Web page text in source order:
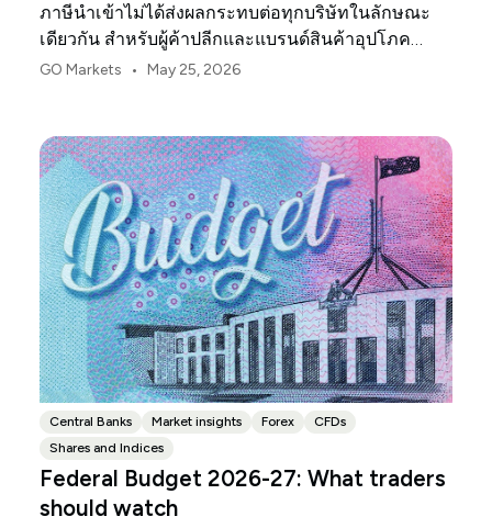
ภาษีนำเข้าไม่ได้ส่งผลกระทบต่อทุกบริษัทในลักษณะ
เดียวกัน สำหรับผู้ค้าปลีกและแบรนด์สินค้าอุปโภค
บริโภคในสหรัฐฯ จุดกดดันแรกมักจะเป็นอัตรากำไร
GO Markets • May 25, 2026
Central Banks Market insights Forex
CFDs
Shares and Indices
Federal Budget 2026-27: What traders
should watch